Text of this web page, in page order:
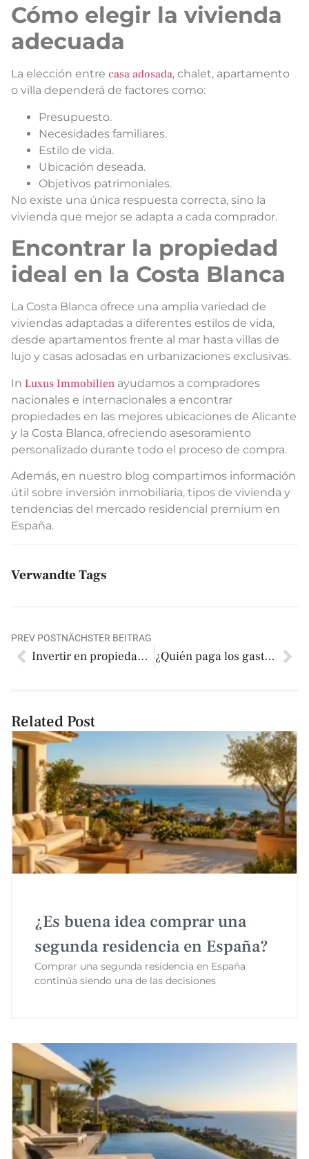
Cómo elegir la vivienda
adecuada
La elección entre casa adosada, chalet, apartamento
o villa dependerá de factores como:
Presupuesto.
Necesidades familiares.
Estilo de vida.
Ubicación deseada.
Objetivos patrimoniales.
No existe una única respuesta correcta, sino la
vivienda que mejor se adapta a cada comprador.
Encontrar la propiedad
ideal en la Costa Blanca
La Costa Blanca ofrece una amplia variedad de
viviendas adaptadas a diferentes estilos de vida,
desde apartamentos frente al mar hasta villas de
lujo y casas adosadas en urbanizaciones exclusivas.
In Luxus Immobilien ayudamos a compradores
nacionales e internacionales a encontrar
propiedades en las mejores ubicaciones de Alicante
y la Costa Blanca, ofreciendo asesoramiento
personalizado durante todo el proceso de compra.
Además, en nuestro blog compartimos información
útil sobre inversión inmobiliaria, tipos de vivienda y
tendencias del mercado residencial premium en
España.
Verwandte Tags
PREV POSTNÄCHSTER BEITRAG
Invertir en propiedad en Costa Blanca con enfoque patrimonial ¿Quién paga los gastos de notaría en una compraventa de vivienda en 2026?
Related Post
¿Es buena idea comprar una
segunda residencia en España?
Comprar una segunda residencia en España
continúa siendo una de las decisiones